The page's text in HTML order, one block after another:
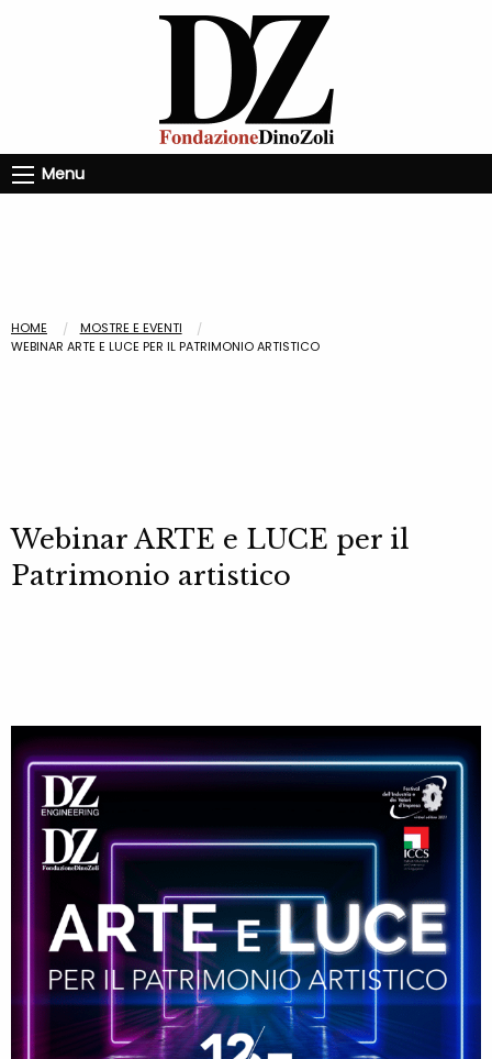
Menu
HOME
MOSTRE E EVENTI
WEBINAR ARTE E LUCE PER IL PATRIMONIO ARTISTICO
Webinar ARTE e LUCE per il
Patrimonio artistico